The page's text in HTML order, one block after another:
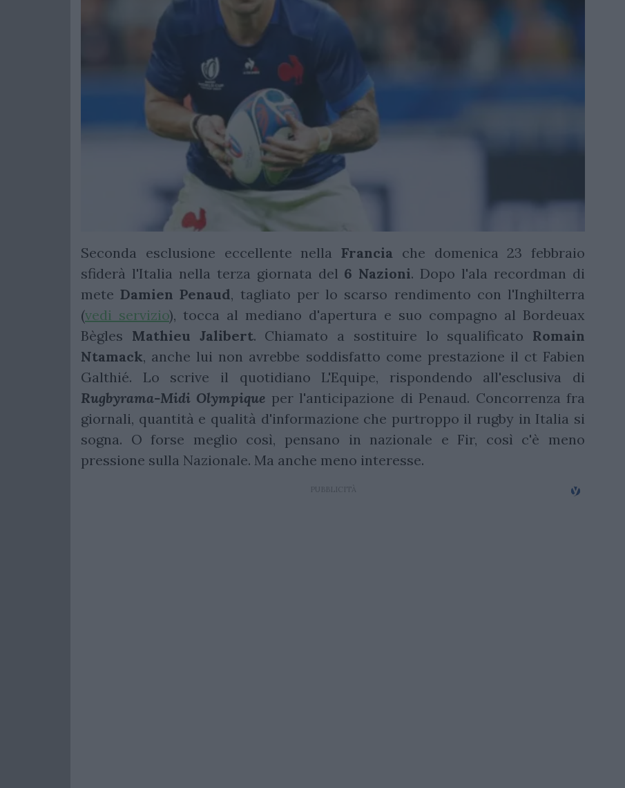
Seconda esclusione eccellente nella Francia che domenica 23 febbraio
sfiderà l'Italia nella terza giornata del 6 Nazioni. Dopo l'ala recordman di
meteDamien Penaud, tagliato per lo scarso rendimento con l'Inghilterra
(vedi servizio), tocca al mediano d'apertura e suo compagno al Bordeuax
Bègles Mathieu Jalibert. Chiamato a sostituire lo squalificato Romain
Ntamack, anche lui non avrebbe soddisfatto come prestazione il ct Fabien
Galthié. Lo scrive il quotidiano L'Equipe, rispondendo all'esclusiva di
Rugbyrama-Midi Olympique per l'anticipazione di Penaud. Concorrenza fra
giornali, quantità e qualità d'informazione che purtroppo il rugby in Italia si
sogna. O forse meglio così, pensano in nazionale e Fir, così c'è meno
pressione sulla Nazionale. Ma anche meno interesse.